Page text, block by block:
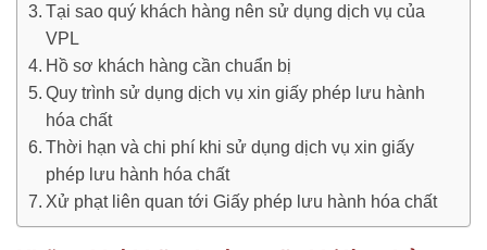
Tại sao quý khách hàng nên sử dụng dịch vụ của
VPL
Hồ sơ khách hàng cần chuẩn bị
Quy trình sử dụng dịch vụ xin giấy phép lưu hành
hóa chất
Thời hạn và chi phí khi sử dụng dịch vụ xin giấy
phép lưu hành hóa chất
Xử phạt liên quan tới Giấy phép lưu hành hóa chất